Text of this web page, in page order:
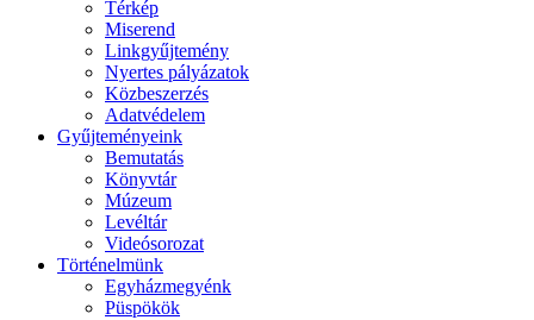
Térkép
Miserend
Linkgyűjtemény
Nyertes pályázatok
Közbeszerzés
Adatvédelem
Gyűjteményeink
Bemutatás
Könyvtár
Múzeum
Levéltár
Videósorozat
Történelmünk
Egyházmegyénk
Püspökök